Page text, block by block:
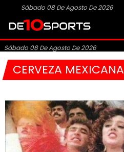
Sábado 08 De Agosto De 2026
Sábado 08 De Agosto De 2026
CERVEZA MEXICANA